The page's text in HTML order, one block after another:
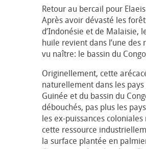
Retour au bercail pour
Après avoir dévasté les
d’Indonésie et de Malaisie,
huile revient dans l’une des
vu naître: le bassin du
Originellement, cette
naturellement dans les
Guinée et du bassin du
débouchés, pas plus les
les ex-puissances coloniales
cette ressource
la surface plantée en